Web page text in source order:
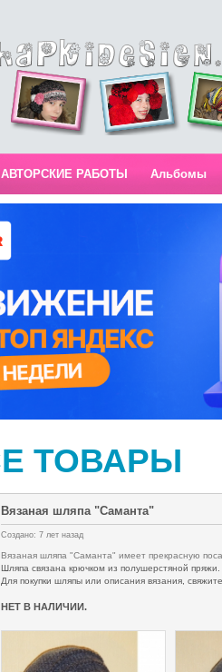
АВТОРСКИЕ РАБОТЫ Альбомы
ТОВАРЫ
Вязаная шляпа "Саманта"
Создано: 7 лет назад
Вязаная шляпа "Саманта" имеет прекрасную
Шляпа связана крючком из полушерстяной
Для покупки шляпы или описания вязания,
НЕТ В НАЛИЧИИ.